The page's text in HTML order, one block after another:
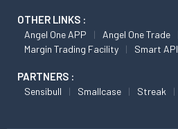
OTHER LINKS :
Angel One APP Angel One Trade
Margin Trading Facility
Smart API
PARTNERS :
Sensibull Smallcase Streak